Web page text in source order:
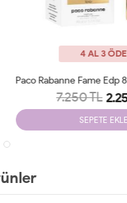
4 AL 3 ÖDE
7.250 TL 2.250 TL
SEPETE EKLE